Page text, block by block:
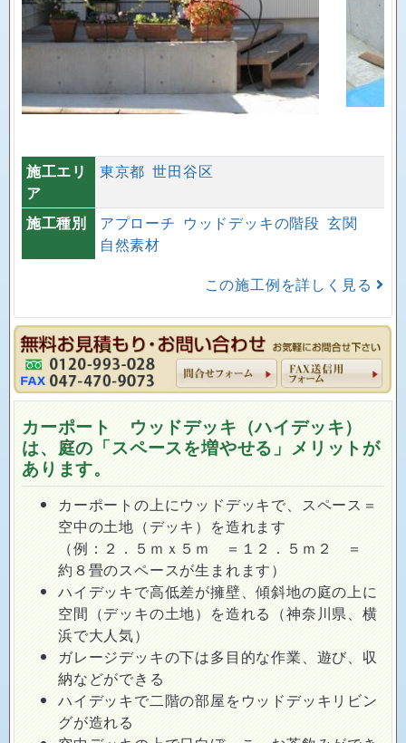
施工エリ
ア
東京都 世田谷区
施工種別 アプローチ ウッドデッキの階段 玄関
自然素材
この施工例を詳しく見る
カーポート ウッドデッキ（ハイデッキ）
は、庭の「スペースを増やせる」メリットが
あります。
カーポートの上にウッドデッキで、スペース＝
空中の土地（デッキ）を造れます
（例：２．５ｍｘ５ｍ ＝１２．５ｍ２ ＝
約８畳のスペースが生まれます）
ハイデッキで高低差が擁壁、傾斜地の庭の上に
空間（デッキの土地）を造れる（神奈川県、横
浜で大人気）
ガレージデッキの下は多目的な作業、遊び、収
納などができる
ハイデッキで二階の部屋をウッドデッキリビン
グが造れる